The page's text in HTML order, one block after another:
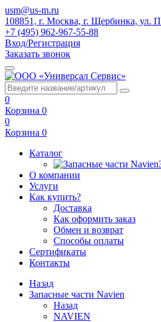
usm@us-m.ru
108851, г. Москва, г. Щербинка, ул.
+7 (495) 962-967-55-88
Вход/Регистрация
Заказать звонок
0
Корзина 0
0
Корзина 0
Каталог
О компании
Услуги
Как купить?
Доставка
Как оформить заказ
Обмен и возврат
Способы оплаты
Сертификаты
Контакты
Назад
Запасные части Navien
Назад
NAVIEN